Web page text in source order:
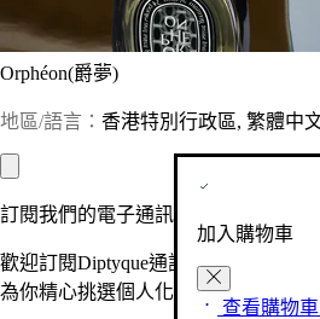
Orphéon(爵夢)
地區/語言： 香港特別行政區, 繁體中
加入購物車
查看購物車
訂閱我們的電子通訊
歡迎訂閱Diptyque通訊，接收品牌最
為你精心挑選個人化的驚喜及禮物。